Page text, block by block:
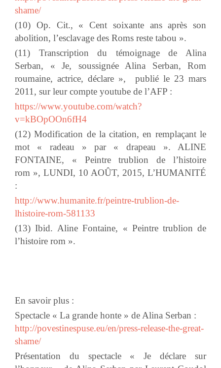
shame/
(10) Op. Cit., « Cent soixante ans après son
abolition, l’esclavage des Roms reste tabou ».
(11) Transcription du témoignage de Alina
Serban, « Je, soussignée Alina Serban, Rom
roumaine, actrice, déclare », publié le 23 mars
2011, sur leur compte youtube de l’AFP :
https://www.youtube.com/watch?
v=kBOpOOn6fH4
(12) Modification de la citation, en remplaçant le
mot « radeau » par « drapeau ». ALINE
FONTAINE, « Peintre trublion de l’histoire
rom », LUNDI, 10 AOÛT, 2015, L’HUMANITÉ
:
http://www.humanite.fr/peintre-trublion-de-
lhistoire-rom-581133
(13) Ibid. Aline Fontaine, « Peintre trublion de
l’histoire rom ».
En savoir plus :
Spectacle « La grande honte » de Alina Serban :
http://povestinespuse.eu/en/press-release-the-great-
shame/
Présentation du spectacle « Je déclare sur